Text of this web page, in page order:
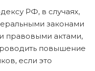
РФ, в случаях,
законами
правовыми актами,
повышение
если это